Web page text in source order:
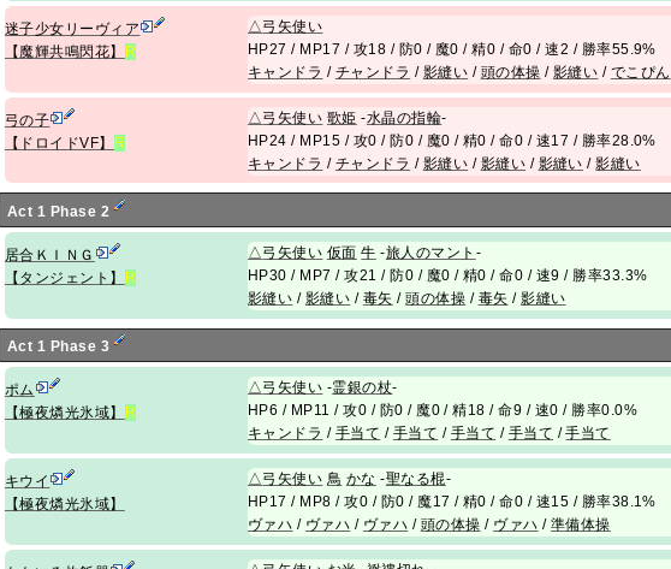
迷子少女リーヴィア
【魔輝共鳴閃花】
R
△弓矢使い
HP27 / MP17 / 攻18 / 防0 / 魔0 / 精0 / 命0 / 速2 / 勝率55.9%
キャンドラ / チャンドラ / 影縫い / 頭の体操 / 影縫い / でこぴん
弓の子
【ドロイドVF】
R
△弓矢使い 歌姫 -水晶の指輪-
HP24 / MP15 / 攻0 / 防0 / 魔0 / 精0 / 命0 / 速17 / 勝率28.0%
キャンドラ / チャンドラ / 影縫い / 影縫い / 影縫い /影縫い
Act 1 Phase 2
居合ＫＩＮＧ
【タンジェント】
R
△弓矢使い 仮面 牛 -旅人のマント -
HP30 / MP7 / 攻21 / 防0 / 魔0 / 精0 / 命0 / 速9 / 勝率33.3%
影縫い / 影縫い / 毒矢 /頭の体操 / 毒矢 /影縫い
Act 1 Phase 3
ポム
【極夜燐光氷域】
R
△弓矢使い -霊銀の杖-
HP6 / MP11 / 攻0 / 防0 / 魔0 / 精18 / 命9 / 速0 / 勝率0.0%
キャンドラ / 手当て / 手当て / 手当て / 手当て /手当て
キウイ
【極夜燐光氷域】
△弓矢使い 鳥 かな -聖なる棍-
HP17 / MP8 / 攻0 / 防0 / 魔17 / 精0 / 命0 / 速15 / 勝率38.1%
ヴァハ / ヴァハ / ヴァハ / 頭の体操 / ヴァハ / 準備体操